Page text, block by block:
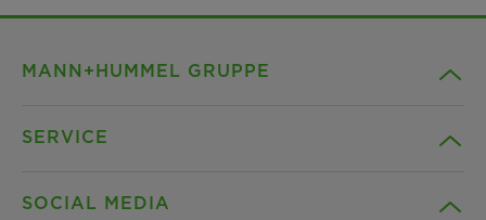
MANN+HUMMEL GRUPPE
SERVICE
SOCIAL MEDIA